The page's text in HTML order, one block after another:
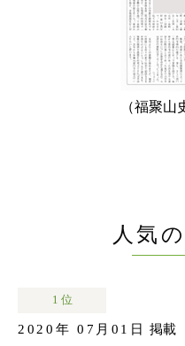
（福聚山
人気
1 位
2020年 07月01日
掲載